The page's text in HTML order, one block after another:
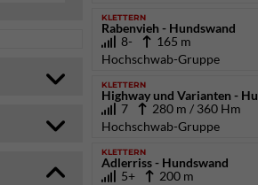
KLETTERN
Rabenvieh - Hundswand
8-
165 m
Hochschwab-Gruppe
KLETTERN
Highway und Varianten -
7
280 m / 360 Hm
Hochschwab-Gruppe
KLETTERN
Adlerriss - Hundswand
5+
200 m